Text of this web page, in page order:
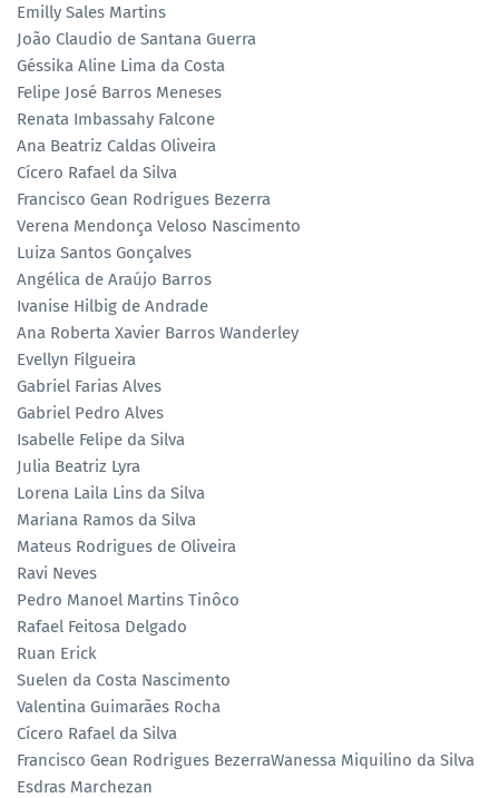
Emilly Sales Martins
João Claudio de Santana Guerra
Géssika Aline Lima da Costa
Felipe José Barros Meneses
Renata Imbassahy Falcone
Ana Beatriz Caldas Oliveira
Cícero Rafael da Silva
Francisco Gean Rodrigues Bezerra
Verena Mendonça Veloso Nascimento
Luiza Santos Gonçalves
Angélica de Araújo Barros
Ivanise Hilbig de Andrade
Ana Roberta Xavier Barros Wanderley
Evellyn Filgueira
Gabriel Farias Alves
Gabriel Pedro Alves
Isabelle Felipe da Silva
Julia Beatriz Lyra
Lorena Laila Lins da Silva
Mariana Ramos da Silva
Mateus Rodrigues de Oliveira
Ravi Neves
Pedro Manoel Martins Tinôco
Rafael Feitosa Delgado
Ruan Erick
Suelen da Costa Nascimento
Valentina Guimarães Rocha
Cícero Rafael da Silva
Francisco Gean Rodrigues BezerraWanessa Miquilino da Silva
Esdras Marchezan